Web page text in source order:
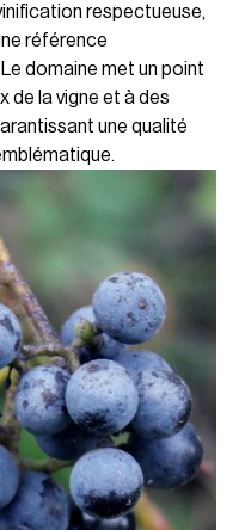
respectueuse,
référence
domaine met un point
de la vigne et à des
une qualité